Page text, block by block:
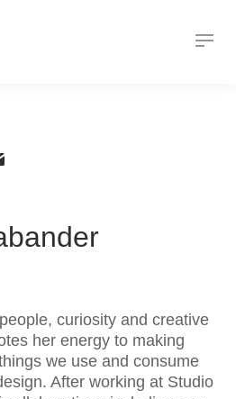
curiosity and creative
her energy to making
we use and consume
After working at Studio